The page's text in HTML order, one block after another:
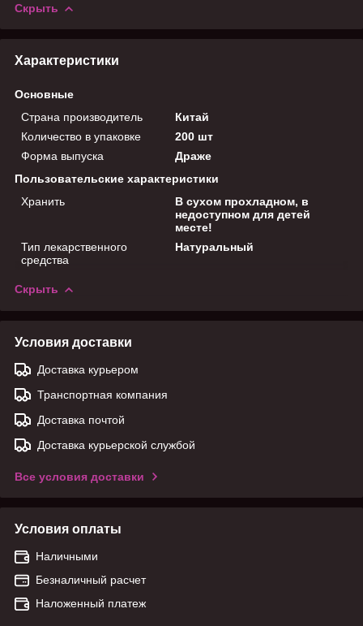
Скрыть
Характеристики
Основные
Страна производитель
Китай
Количество в упаковке
200 шт
Форма выпуска
Драже
Пользовательские характеристики
Хранить
В сухом прохладном, в
недоступном для детей
месте!
Тип лекарственного
средства
Натуральный
Скрыть
Условия доставки
Доставка курьером
Транспортная компания
Доставка почтой
Доставка курьерской службой
Все условия доставки
Условия оплаты
Наличными
Безналичный расчет
Наложенный платеж